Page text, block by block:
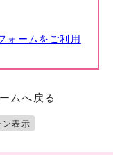
ォームをご利用
ムへ戻る
ン表示